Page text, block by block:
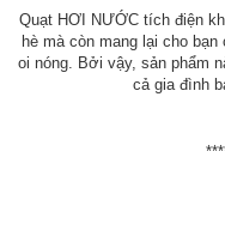
Quạt HƠI NƯỚC tích điện
hè mà còn mang lại cho
oi nóng. Bởi vậy, sản phẩm
cả gia đình